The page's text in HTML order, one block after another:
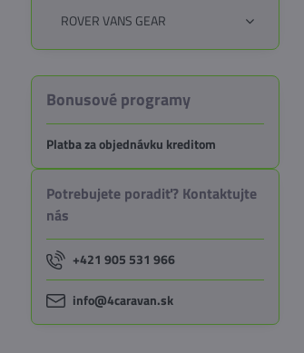
ROVER VANS GEAR
Bonusové programy
Platba za objednávku kreditom
Potrebujete poradiť? Kontaktujte
nás
+421 905 531 966
info@4caravan.sk